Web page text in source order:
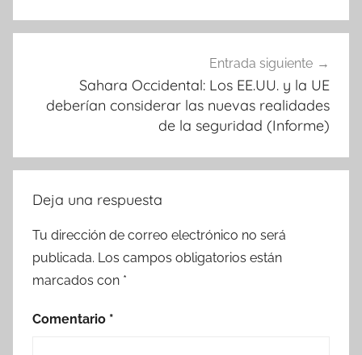
Entrada siguiente
Sahara Occidental: Los EE.UU. y la UE
deberían considerar las nuevas realidades
de la seguridad (Informe)
Deja una respuesta
Tu dirección de correo electrónico no será
publicada. Los campos obligatorios están
marcados con *
Comentario *